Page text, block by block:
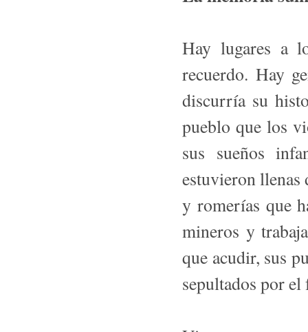
Hay lugares a
recuerdo. Hay
discurría su
pueblo que los
sus sueños
estuvieron llenas
y romerías que
mineros y
que acudir, sus
sepultados por el